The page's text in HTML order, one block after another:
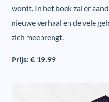
wordt. In het boek zal er
nieuwe verhaal en de vele
zich meebrengt.
Prijs: € 19.99